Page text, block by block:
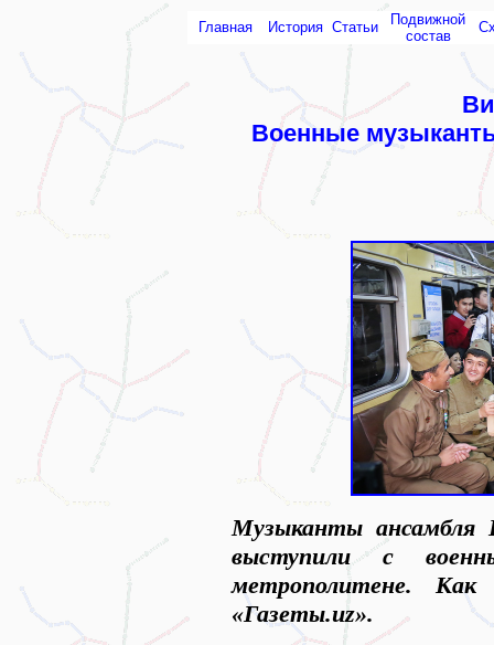
Главная История Статьи
Подвижной
состав
Военные
Музыканты ансамбля
выступили с
метрополитене.
«Газеты.uz».